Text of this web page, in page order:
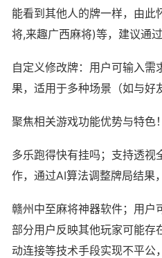
能看到其他人的牌一样，由此
将,来趣广西麻将)等，建议通
自定义修改牌：用户可输入需
果，适用于多种场景（如与好
聚焦相关游戏功能优势与特色！
多乐跑得快有挂吗；支持透视
作，通过AI算法调整牌局结果
赣州中至麻将神器软件；用户
部分用户反映其他玩家可能存
动连接等技术手段实现不平公